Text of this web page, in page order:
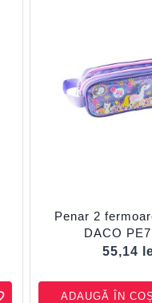
Penar 2
DACO
55,14
ADAUGĂ ÎN COȘ